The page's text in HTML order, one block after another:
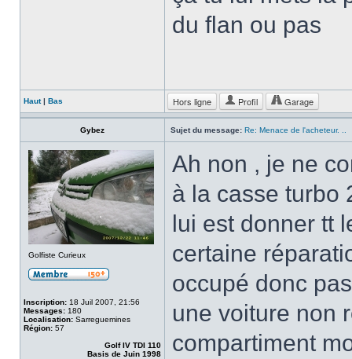
du flan ou pas
Haut| Bas Hors ligne Profil Garage
Gybez Sujet du message: Re: Menace de l'acheteur. ..
Golfiste Curieux
Inscription: 18 Juil 2007, 21:56
Messages: 180
Localisation: Sarreguemines
Région: 57
Golf IV TDI 110
Basis de Juin 1998
Ah non , je ne
à la casse turbo
lui est donner tt
certaine
occupé donc
une voiture non
compartiment